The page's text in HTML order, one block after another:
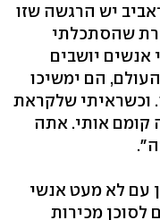
יש הרגשה שזו
שהסתכלתי
אנשים יושבים
הם ימשיכו
וכשראיתי שלקראת
קומם אותי. אתה
עם לא מעט אנשי
מכירות